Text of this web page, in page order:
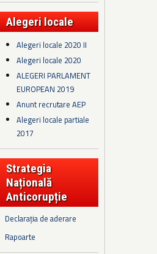
Alegeri locale
Alegeri locale 2020 II
Alegeri locale 2020
ALEGERI PARLAMENT
EUROPEAN 2019
Anunt recrutare AEP
Alegeri locale partiale
2017
Strategia
Națională
Anticorupție
Declarația de aderare
Rapoarte